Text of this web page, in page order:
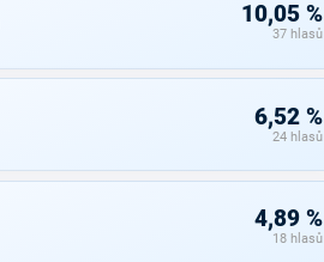
10,05 %
37 hlasů
6,52 %
24 hlasů
4,89 %
18 hlasů